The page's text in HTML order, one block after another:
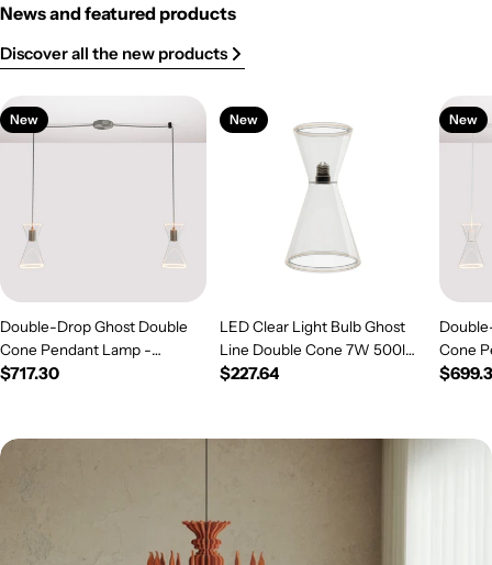
News and featured products
Discover all the new products
New
Double-Drop Ghost Double
Cone Pendant Lamp -
Brushed Titanium
Regular
$717.30
New
LED Clear Light Bulb Ghost
Line Double Cone 7W 500lm
E26 120V 2200K Dimmable -
Regular
$227.64
New
Cone
White